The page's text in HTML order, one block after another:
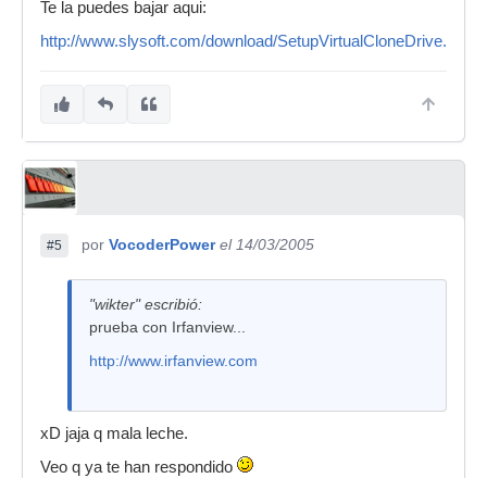
Te la puedes bajar aqui:
http://www.slysoft.com/download/SetupVirtualCloneDrive.exe
#5 por VocoderPower el 14/03/2005
"wikter" escribió:
prueba con Irfanview...
http://www.irfanview.com
xD jaja q mala leche.
Veo q ya te han respondido